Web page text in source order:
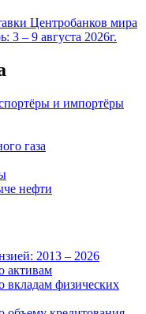
Центробанков мира
3 – 9 августа 2026г.
и импортёры
газа
нефти
2013 – 2026
активам
физических